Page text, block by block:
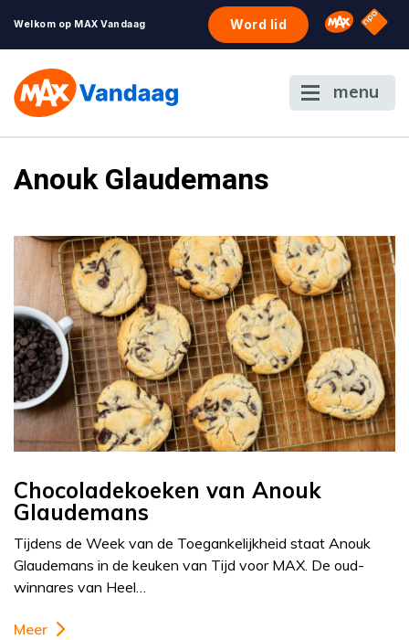
Welkom op MAX Vandaag Word lid Omroep
NPO
menu
Anouk Glaudemans
Chocoladekoeken van Anouk
Glaudemans
Tijdens de Week van de Toegankelijkheid staat Anouk
Glaudemans in de keuken van Tijd voor MAX. De oud-
winnares van Heel…
Meer